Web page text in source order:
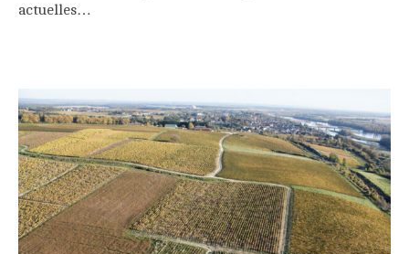
actuelles…